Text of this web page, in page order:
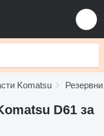
Komatsu
D61 за